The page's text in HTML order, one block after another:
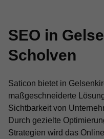
SEO in
Scholven
Saticon bietet in
maßgeschneiderte
Sichtbarkeit von
Durch gezielte
Strategien wird das